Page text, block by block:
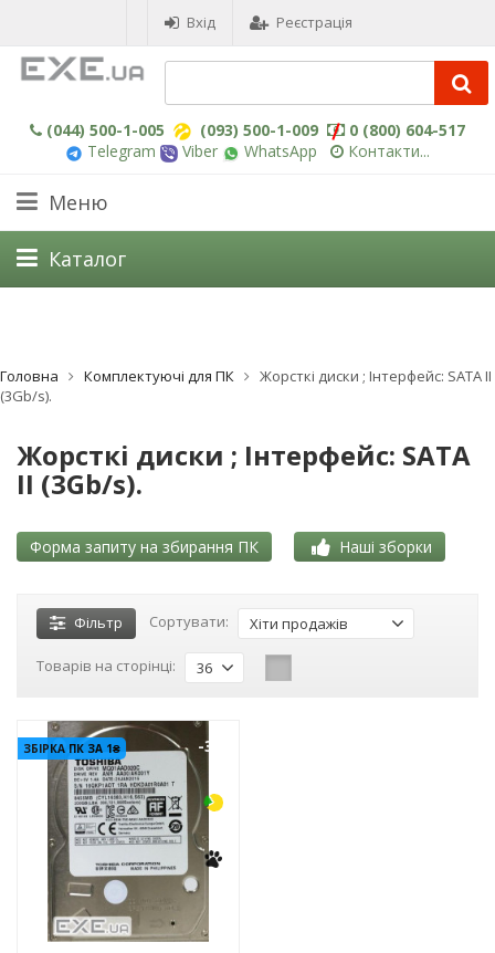
Вхід Реєстрація
(044) 500-1-005 (093) 500-1-009
0 (800) 604-517
Telegram
Viber WhatsApp Контакти...
Меню
Каталог
Головна Комплектуючі для ПК
Жорсткі диски ; Інтерфейс: SATA II
(3Gb/s).
Жорсткі диски ; Інтерфейс: SATA
II (3Gb/s).
Форма запиту на збирання ПК Наші зборки
Фільтр Сортувати: Хіти продажів
Товарів на сторінці: 36
ЗБІРКА ПК ЗА 1₴ -3%